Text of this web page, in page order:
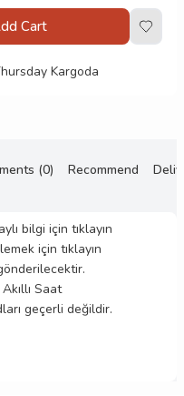
Cart
Kargoda
(0) Recommend
bilgi için tıklayın
için tıklayın
Saat
geçerli değildir.